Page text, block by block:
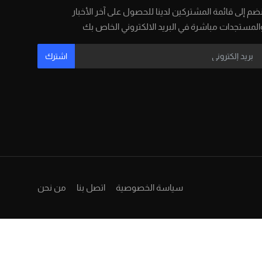
إلى قائمة المشتركين لدينا للحصول على آخر الأخبار
مباشرة في البريد الالكتروني الخاص بك
اشترك
سياسة الخصوصية اتصل بنا من نحن